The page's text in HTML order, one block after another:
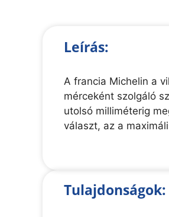
Leírás:
A francia Michelin a
mérceként szolgáló
utolsó milliméterig
választ, az a
Tulajdonságok: